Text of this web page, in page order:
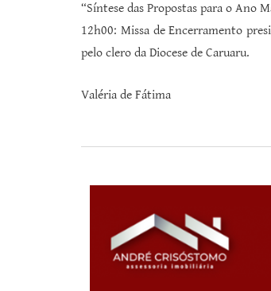
“Síntese das Propostas para o Ano
12h00: Missa de Encerramento
pelo clero da Diocese de Caruaru.
Valéria de Fátima